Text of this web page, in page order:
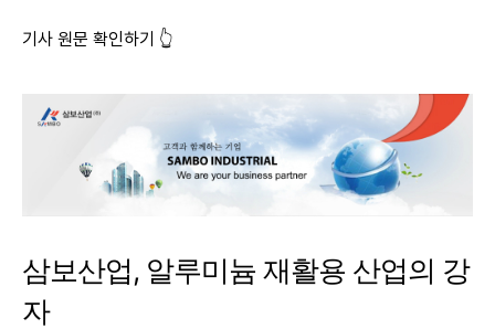
기사 원문 확인하기 👆
삼보산업, 알루미늄 재활용 산업의 강
자